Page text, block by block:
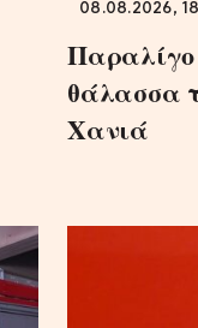
08.08.2026,
Παραλίγο
θάλασσα
Χανιά